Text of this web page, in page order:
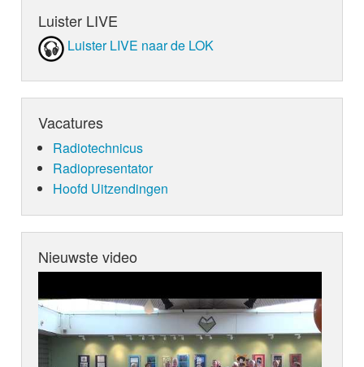
Luister LIVE
Luister LIVE naar de LOK
Vacatures
Radiotechnicus
Radiopresentator
Hoofd Uitzendingen
Nieuwste video